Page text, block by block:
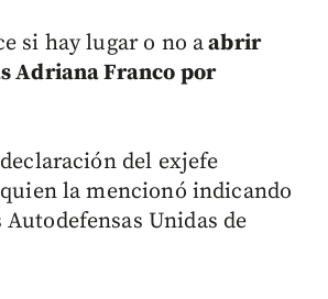
si hay lugar o no aabrir
Adriana Franco por
del exjefe
la mencionó indicando
Unidas de